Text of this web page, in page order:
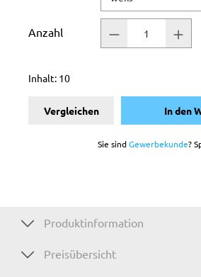
Anzahl
Inhalt: 10
Vergleichen In den
Sie sindGewerbekunde?
Produktinformation
Preisübersicht